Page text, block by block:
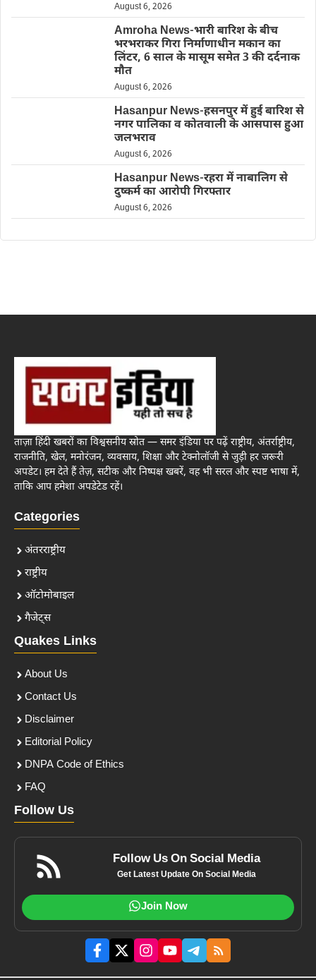
August 6, 2026
Amroha News-भारी बारिश के बीच
भरभराकर गिरा निर्माणाधीन मकान का
लिंटर, 6 साल के मासूम समेत 3 की दर्दनाक
मौत
August 6, 2026
Hasanpur News-हसनपुर में हुई बारिश से
नगर पालिका व कोतवाली के आसपास हुआ
जलभराव
August 6, 2026
Hasanpur News-रहरा में नाबालिग से
दुष्कर्म का आरोपी गिरफ्तार
August 6, 2026
ताज़ा हिंदी खबरों का विश्वसनीय स्रोत — समर इंडिया पर पढ़ें राष्ट्रीय, अंतर्राष्ट्रीय,
राजनीति, खेल, मनोरंजन, व्यवसाय, शिक्षा और टेक्नोलॉजी से जुड़ी हर जरूरी
अपडेट। हम देते हैं तेज़, सटीक और निष्पक्ष खबरें, वह भी सरल और स्पष्ट भाषा में,
ताकि आप हमेशा अपडेटेड रहें।
Categories
अंतरराष्ट्रीय
राष्ट्रीय
ऑटोमोबाइल
गैजेट्स
Quakes Links
About Us
Contact Us
Disclaimer
Editorial Policy
DNPA Code of Ethics
FAQ
Follow Us
Follow Us On Social Media
Get Latest Update On Social Media
Join Now